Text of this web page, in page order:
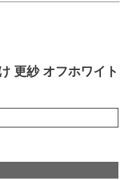
更紗 オフホワイト